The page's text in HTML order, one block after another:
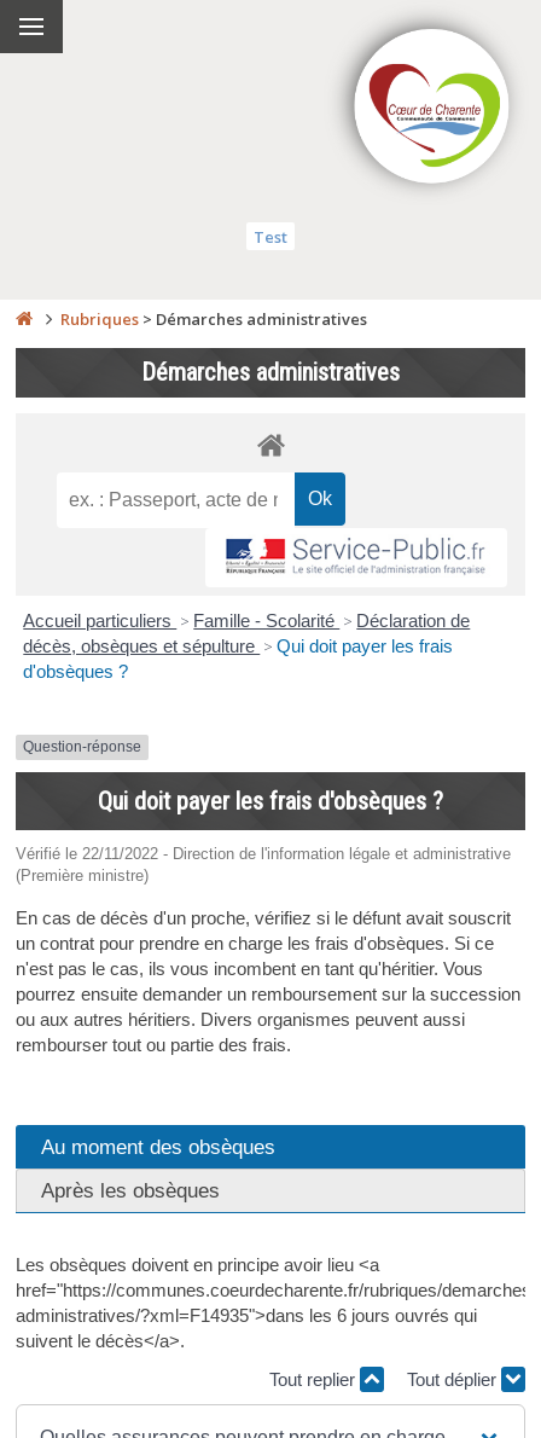
Test
Rubriques > Démarches administratives
Démarches administratives
Accueil particuliers > Famille - Scolarité > Déclaration de
décès, obsèques et sépulture > Qui doit payer les frais
d'obsèques ?
Question-réponse
Qui doit payer les frais d'obsèques ?
Vérifié le 22/11/2022 - Direction de l'information légale et administrative
(Première ministre)
En cas de décès d'un proche, vérifiez si le défunt avait souscrit
un contrat pour prendre en charge les frais d'obsèques. Si ce
n'est pas le cas, ils vous incombent en tant qu'héritier. Vous
pourrez ensuite demander un remboursement sur la succession
ou aux autres héritiers. Divers organismes peuvent aussi
rembourser tout ou partie des frais.
Au moment des obsèques
Après les obsèques
Les obsèques doivent en principe avoir lieu <a
href="https://communes.coeurdecharente.fr/rubriques/demarches-
administratives/?xml=F14935">dans les 6 jours ouvrés qui
suivent le décès</a>.
Tout replier
Tout déplier